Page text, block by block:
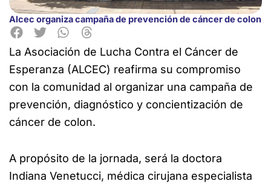
Alcec organiza campaña de prevención de cáncer de colon
La Asociación de Lucha Contra el Cáncer de
Esperanza (ALCEC) reafirma su compromiso
con la comunidad al organizar una campaña de
prevención, diagnóstico y concientización de
cáncer de colon.
A propósito de la jornada, será la doctora
Indiana Venetucci, médica cirujana especialista